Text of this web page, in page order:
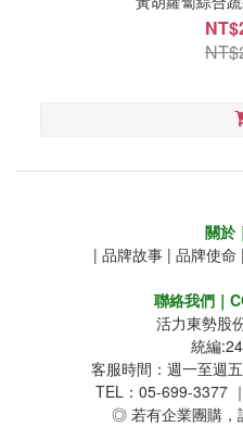
關於
| 品牌故事 | 品牌使命 |
聯絡我們｜
活力東勢股
統編
客服時間：週一至
TEL：05-699-3377
◎ 若有企業團購，